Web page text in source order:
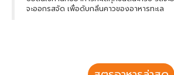
จะออกรสจัด เพื่อดับกลิ่นคาวของอาหารทะเล